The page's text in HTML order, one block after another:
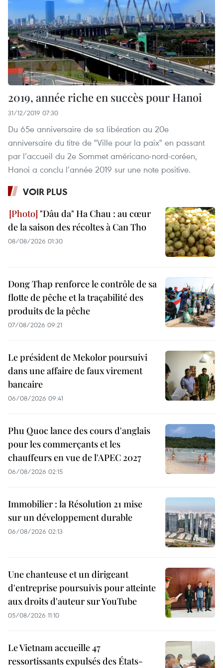
2019, année riche en succès pour Hanoi
31/12/2019 07:30
Du 65e anniversaire de sa libération au 20e
anniversaire du titre de "Ville pour la paix" en passant
par l’accueil du 2e Sommet américano-nord-coréen,
Hanoi a conclu l’année 2019 sur une note positive.
VOIR PLUS
"Dâu da" Ha Chau : au cœur
de la saison des récoltes à Can Tho
08/08/2026 01:30
Dong Thap renforce le contrôle de sa
flotte de pêche et la traçabilité des
produits de la pêche
07/08/2026 09:21
Le président de Mekolor poursuivi
dans une affaire de faux virement
bancaire
06/08/2026 09:41
Phu Quoc lance des cours d'anglais
pour les commerçants et les
chauffeurs en vue de l'APEC 2027
06/08/2026 02:15
Immobilier : la Résolution 21 mise
sur un développement durable
06/08/2026 02:13
Une chanteuse et un dirigeant
d'entreprise poursuivis pour atteinte
aux droits d'auteur sur YouTube
05/08/2026 11:10
Le Vietnam accueille 47
ressortissants expulsés des États-